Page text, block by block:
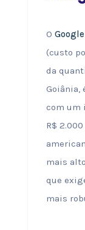
O
(custo
da
Goiânia,
com um
R$
mais
que
mais